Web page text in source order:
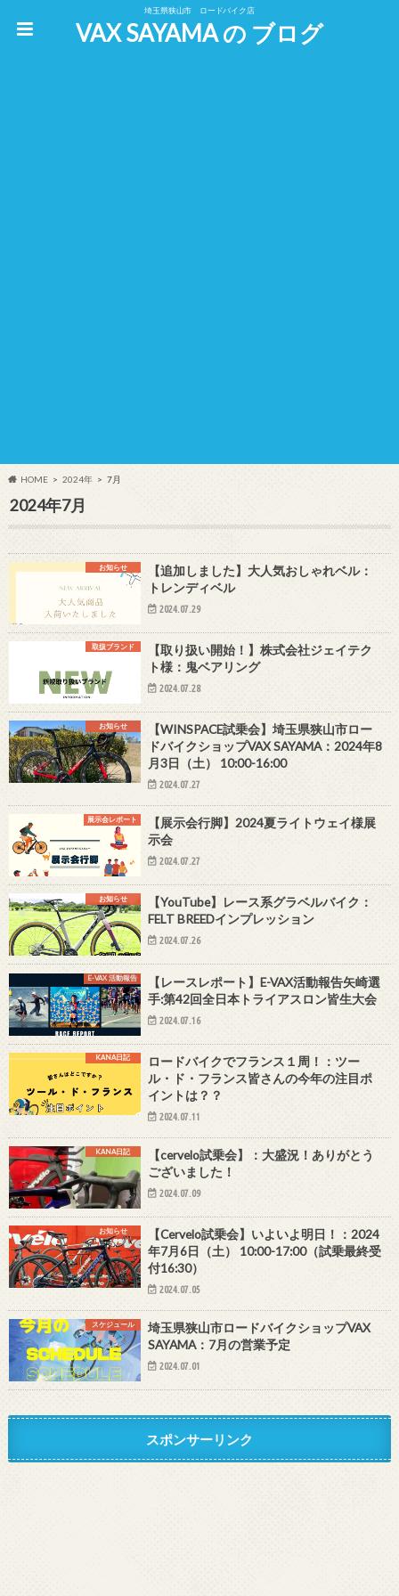
埼玉県狭山市 ロードバイク店
VAX SAYAMA の ブログ
HOME 2024年 7月
2024年7月
お知らせ
【追加しました】大人気おしゃれベル：
トレンディベル
2024.07.29
取扱ブランド
【取り扱い開始！】株式会社ジェイテク
ト様：鬼ベアリング
2024.07.28
お知らせ
【WINSPACE試乗会】埼玉県狭山市ロー
ドバイクショップVAX SAYAMA：2024年8
月3日（土） 10:00-16:00
2024.07.27
展示会レポート
【展示会行脚】2024夏ライトウェイ様展
示会
2024.07.27
お知らせ
【YouTube】レース系グラベルバイク：
FELT BREEDインプレッション
2024.07.26
E-VAX 活動報告
【レースレポート】E-VAX活動報告矢崎選
手:第42回全日本トライアスロン皆生大会
2024.07.16
KANA日記
ロードバイクでフランス１周！：ツー
ル・ド・フランス皆さんの今年の注目ポ
イントは？？
2024.07.11
KANA日記
【cervelo試乗会】：大盛況！ありがとう
ございました！
2024.07.09
お知らせ
【Cervelo試乗会】いよいよ明日！：2024
年7月6日（土） 10:00-17:00（試乗最終受
付16:30）
2024.07.05
スケジュール
埼玉県狭山市ロードバイクショップVAX
SAYAMA：7月の営業予定
2024.07.01
スポンサーリンク